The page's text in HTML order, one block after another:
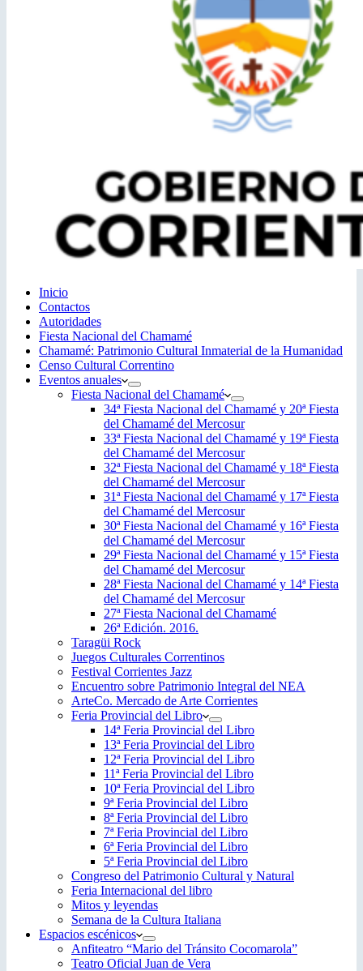
Inicio
Contactos
Autoridades
Fiesta Nacional del Chamamé
Chamamé: Patrimonio Cultural Inmaterial de la Humanidad
Censo Cultural Correntino
Eventos anuales
Fiesta Nacional del Chamamé
34ª Fiesta Nacional del Chamamé y 20ª Fiesta
del Chamamé del Mercosur
33ª Fiesta Nacional del Chamamé y 19ª Fiesta
del Chamamé del Mercosur
32ª Fiesta Nacional del Chamamé y 18ª Fiesta
del Chamamé del Mercosur
31ª Fiesta Nacional del Chamamé y 17ª Fiesta
del Chamamé del Mercosur
30ª Fiesta Nacional del Chamamé y 16ª Fiesta
del Chamamé del Mercosur
29ª Fiesta Nacional del Chamamé y 15ª Fiesta
del Chamamé del Mercosur
28ª Fiesta Nacional del Chamamé y 14ª Fiesta
del Chamamé del Mercosur
27ª Fiesta Nacional del Chamamé
26ª Edición. 2016.
Taragüi Rock
Juegos Culturales Correntinos
Festival Corrientes Jazz
Encuentro sobre Patrimonio Integral del NEA
ArteCo. Mercado de Arte Corrientes
Feria Provincial del Libro
14ª Feria Provincial del Libro
13ª Feria Provincial del Libro
12ª Feria Provincial del Libro
11ª Feria Provincial del Libro
10ª Feria Provincial del Libro
9ª Feria Provincial del Libro
8ª Feria Provincial del Libro
7ª Feria Provincial del Libro
6ª Feria Provincial del Libro
5ª Feria Provincial del Libro
Congreso del Patrimonio Cultural y Natural
Feria Internacional del libro
Mitos y leyendas
Semana de la Cultura Italiana
Espacios escénicos
Anfiteatro “Mario del Tránsito Cocomarola”
Teatro Oficial Juan de Vera